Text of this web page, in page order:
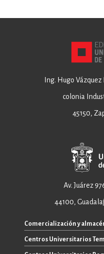
Ing. Hugo Vázquez
colonia
45150,
Av. Juárez
44100,
Comercialización y
+52 33 3640 6326
Centros Universitarios